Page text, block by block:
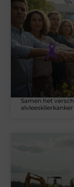
Samen het
alvleesklierkanker